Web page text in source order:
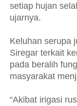
setiap hujan
ujarnya.
Keluhan serupa
Siregar terkait
pada beralih
masyarakat
“Akibat irigasi